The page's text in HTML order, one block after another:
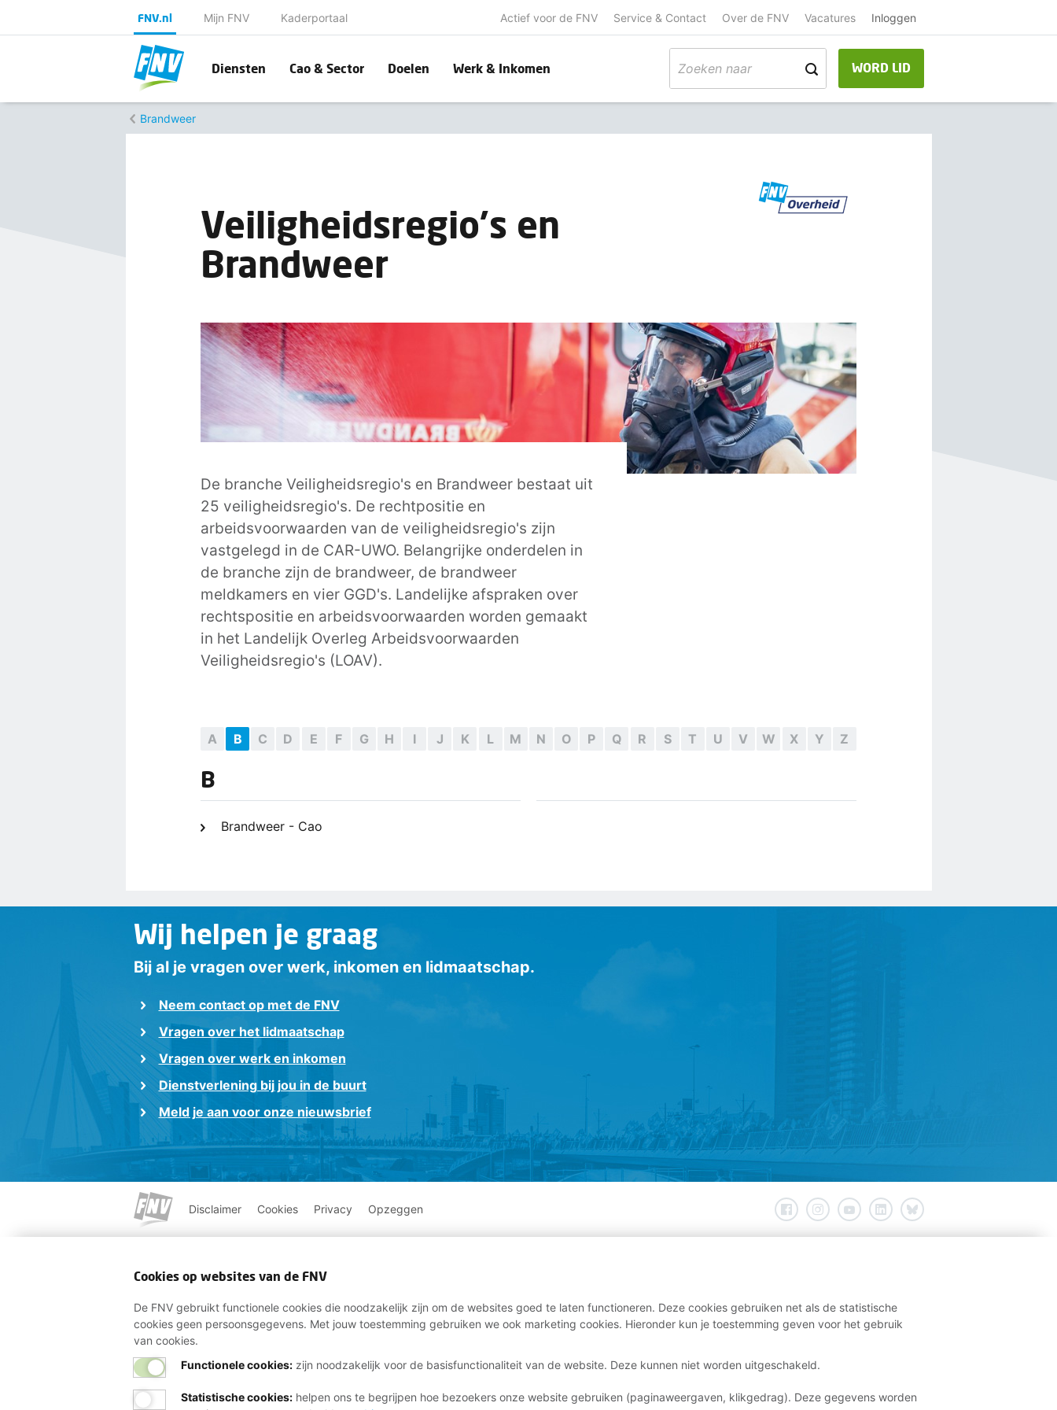
FNV.nl Mijn FNV Kaderportaal Actief voor de FNV Service & Contact Over de FNV Vacatures Inloggen
Diensten Cao & Sector Doelen Werk & Inkomen WORD LID
Brandweer
Veiligheidsregio's en
Brandweer
De branche Veiligheidsregio's en Brandweer bestaat uit
25 veiligheidsregio's. De rechtpositie en
arbeidsvoorwaarden van de veiligheidsregio's zijn
vastgelegd in de CAR-UWO. Belangrijke onderdelen in
de branche zijn de brandweer, de brandweer
meldkamers en vier GGD's. Landelijke afspraken over
rechtspositie en arbeidsvoorwaarden worden gemaakt
in het Landelijk Overleg Arbeidsvoorwaarden
Veiligheidsregio's (LOAV).
A B C D E F G H I J K L M N O P Q R S T U V W X Y Z
B
Brandweer - Cao
Wij helpen je graag
Bij al je vragen over werk, inkomen en lidmaatschap.
Neem contact op met de FNV
Vragen over het lidmaatschap
Vragen over werk en inkomen
Dienstverlening bij jou in de buurt
Meld je aan voor onze nieuwsbrief
Disclaimer Cookies Privacy Opzeggen
Cookies op websites van de FNV
De FNV gebruikt functionele cookies die noodzakelijk zijn om de websites goed te laten functioneren. Deze cookies gebruiken net als de statistische
cookies geen persoonsgegevens. Met jouw toestemming gebruiken we ook marketing cookies. Hieronder kun je toestemming geven voor het gebruik
van cookies.
Functionele cookies:zijn noodzakelijk voor de basisfunctionaliteit van de website. Deze kunnen niet worden uitgeschakeld.
Statistische cookies: helpen ons te begrijpen hoe bezoekers onze website gebruiken (paginaweergaven, klikgedrag). Deze gegevens worden